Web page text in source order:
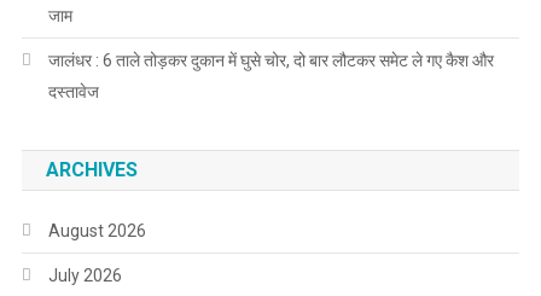
जाम
जालंधर : 6 ताले तोड़कर दुकान में घुसे चोर, दो बार लौटकर समेट ले गए कैश और
दस्तावेज
ARCHIVES
August 2026
July 2026